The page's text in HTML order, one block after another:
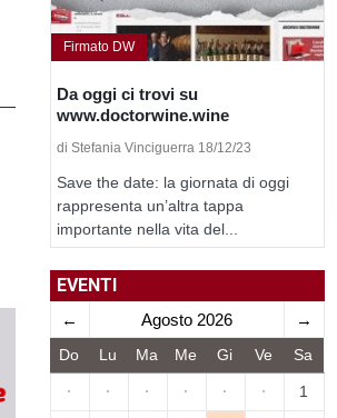
Firmato DW
Da oggi ci trovi su
www.doctorwine.wine
di Stefania Vinciguerra 18/12/23
Save the date: la giornata di oggi
rappresenta un’altra tappa
importante nella vita del...
EVENTI
← Agosto 2026 →
Do Lu Ma Me Gi Ve Sa
· · · · · · 1